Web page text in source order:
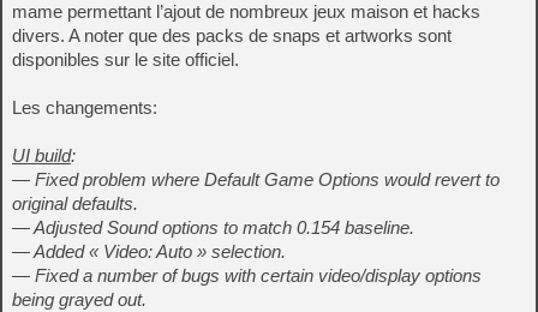
mame permettant l’ajout de nombreux jeux maison et hacks
divers. A noter que des packs de snaps et artworks sont
disponibles sur le site officiel.
Les changements:
UI build:
— Fixed problem where Default Game Options would revert to
original defaults.
— Adjusted Sound options to match 0.154 baseline.
— Added « Video: Auto » selection.
— Fixed a number of bugs with certain video/display options
being grayed out.